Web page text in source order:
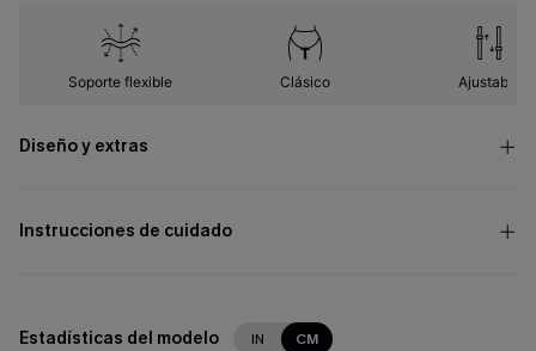
Soporte flexible Clásico Ajustable
Diseño y extras
Instrucciones de cuidado
Estadísticas del modelo IN CM